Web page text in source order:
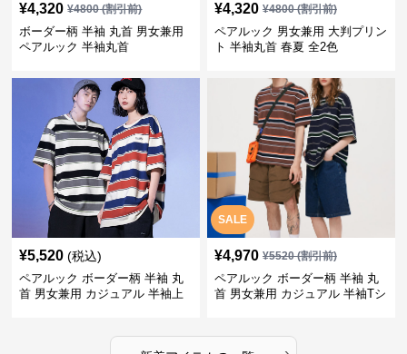
¥4,320 ¥4800(割引前)
ボーダー柄 半袖 丸首 男女兼用
ペアルック 半袖丸首
¥4,320 ¥4800(割引前)
ペアルック 男女兼用 大判プリン
ト 半袖丸首 春夏 全2色
¥5,520 (税込)
ペアルック ボーダー柄 半袖 丸
首 男女兼用 カジュアル 半袖上
SALE
¥4,970 ¥5520(割引前)
ペアルック ボーダー柄 半袖 丸
首 男女兼用 カジュアル 半袖Tシ